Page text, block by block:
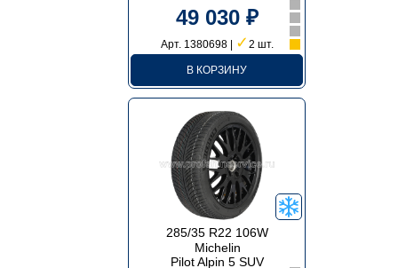
49 030 ₽
Арт. 1380698 | ✓ 2 шт.
В КОРЗИНУ
285/35 R22 106W
Michelin
Pilot Alpin 5 SUV